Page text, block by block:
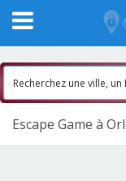
Escape Game à